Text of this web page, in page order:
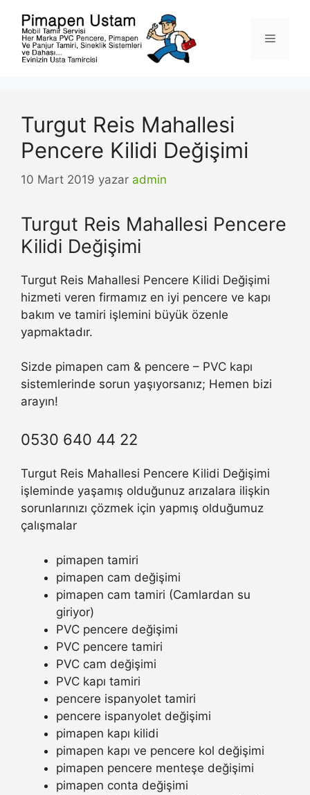
Menü
Turgut Reis Mahallesi
Pencere Kilidi Değişimi
10 Mart 2019 yazar admin
Turgut Reis Mahallesi Pencere
Kilidi Değişimi
Turgut Reis Mahallesi Pencere Kilidi Değişimi
hizmeti veren firmamız en iyi pencere ve kapı
bakım ve tamiri işlemini büyük özenle
yapmaktadır.
Sizde pimapen cam & pencere – PVC kapı
sistemlerinde sorun yaşıyorsanız; Hemen bizi
arayın!
0530 640 44 22
Turgut Reis Mahallesi Pencere Kilidi Değişimi
işleminde yaşamış olduğunuz arızalara ilişkin
sorunlarınızı çözmek için yapmış olduğumuz
çalışmalar
pimapen tamiri
pimapen cam değişimi
pimapen cam tamiri (Camlardan su
giriyor)
PVC pencere değişimi
PVC pencere tamiri
PVC cam değişimi
PVC kapı tamiri
pencere ispanyolet tamiri
pencere ispanyolet değişimi
pimapen kapı kilidi
pimapen kapı ve pencere kol değişimi
pimapen pencere menteşe değişimi
pimapen conta değişimi